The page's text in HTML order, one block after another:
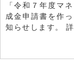
「令和７年度マ
成金申請書を作
知らせします。